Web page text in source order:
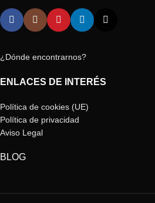
¿Dónde encontrarnos?
ENLACES DE INTERÉS
Política de cookies (UE)
Política de privacidad
Aviso Legal
BLOG